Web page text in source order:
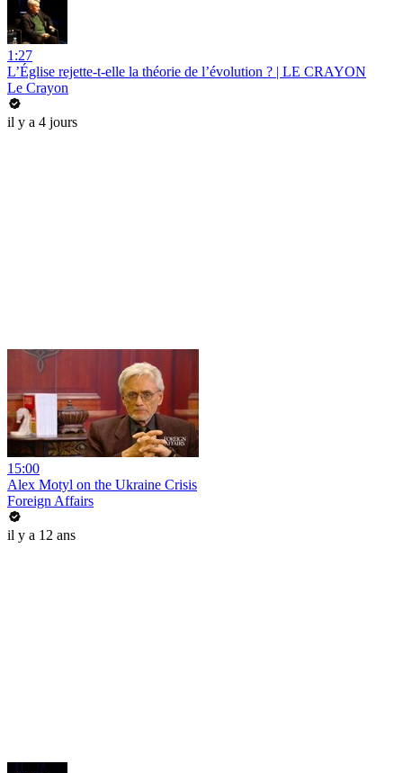
1:27
L’Église rejette-t-elle la théorie de l’évolution ? | LE CRAYON
Le Crayon
il y a 4 jours
15:00
Alex Motyl on the Ukraine Crisis
Foreign Affairs
il y a 12 ans